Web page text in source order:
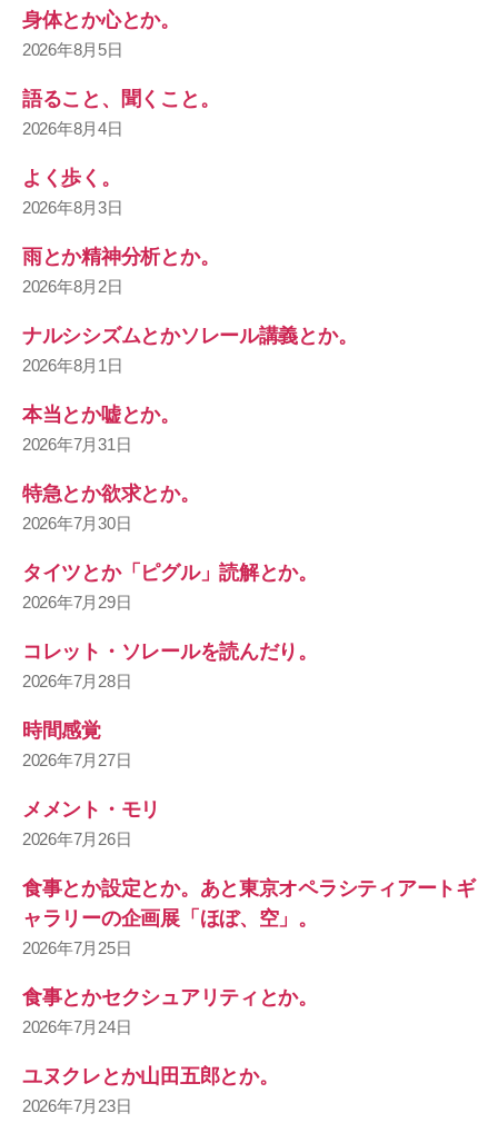
身体とか心とか。
2026年8月5日
語ること、聞くこと。
2026年8月4日
よく歩く。
2026年8月3日
雨とか精神分析とか。
2026年8月2日
ナルシシズムとかソレール講義とか。
2026年8月1日
本当とか嘘とか。
2026年7月31日
特急とか欲求とか。
2026年7月30日
タイツとか「ピグル」読解とか。
2026年7月29日
コレット・ソレールを読んだり。
2026年7月28日
時間感覚
2026年7月27日
メメント・モリ
2026年7月26日
食事とか設定とか。あと東京オペラシティアートギ
ャラリーの企画展「ほぼ、空」。
2026年7月25日
食事とかセクシュアリティとか。
2026年7月24日
ユヌクレとか山田五郎とか。
2026年7月23日